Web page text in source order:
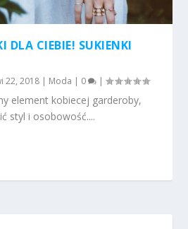
DLA CIEBIE! SUKIENKI
22, 2018 | Moda | 0 |
element kobiecej garderoby,
styl i osobowość....